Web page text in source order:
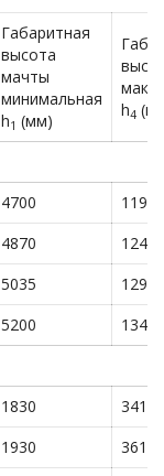
Габаритная
высота
мачты
минимальная
h1 (мм)
h4
4700
11900
4870
12400
5035
12900
5200
13400
1830
3415
1930
3615